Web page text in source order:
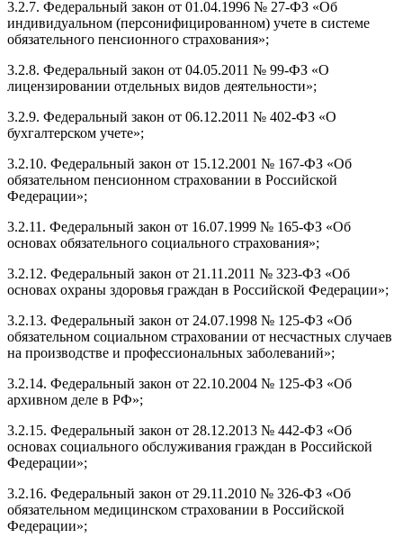
3.2.7. Федеральный закон от 01.04.1996 № 27-ФЗ «Об
индивидуальном (персонифицированном) учете в системе
обязательного пенсионного страхования»;
3.2.8. Федеральный закон от 04.05.2011 № 99-ФЗ «О
лицензировании отдельных видов деятельности»;
3.2.9. Федеральный закон от 06.12.2011 № 402-ФЗ «О
бухгалтерском учете»;
3.2.10. Федеральный закон от 15.12.2001 № 167-ФЗ «Об
обязательном пенсионном страховании в Российской
Федерации»;
3.2.11. Федеральный закон от 16.07.1999 № 165-ФЗ «Об
основах обязательного социального страхования»;
3.2.12. Федеральный закон от 21.11.2011 № 323-ФЗ «Об
основах охраны здоровья граждан в Российской Федерации»;
3.2.13. Федеральный закон от 24.07.1998 № 125-ФЗ «Об
обязательном социальном страховании от несчастных случаев
на производстве и профессиональных заболеваний»;
3.2.14. Федеральный закон от 22.10.2004 № 125-ФЗ «Об
архивном деле в РФ»;
3.2.15. Федеральный закон от 28.12.2013 № 442-ФЗ «Об
основах социального обслуживания граждан в Российской
Федерации»;
3.2.16. Федеральный закон от 29.11.2010 № 326-ФЗ «Об
обязательном медицинском страховании в Российской
Федерации»;